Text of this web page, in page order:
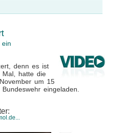
ein
denn es ist
Mal, hatte die
um 15
eingeladen.